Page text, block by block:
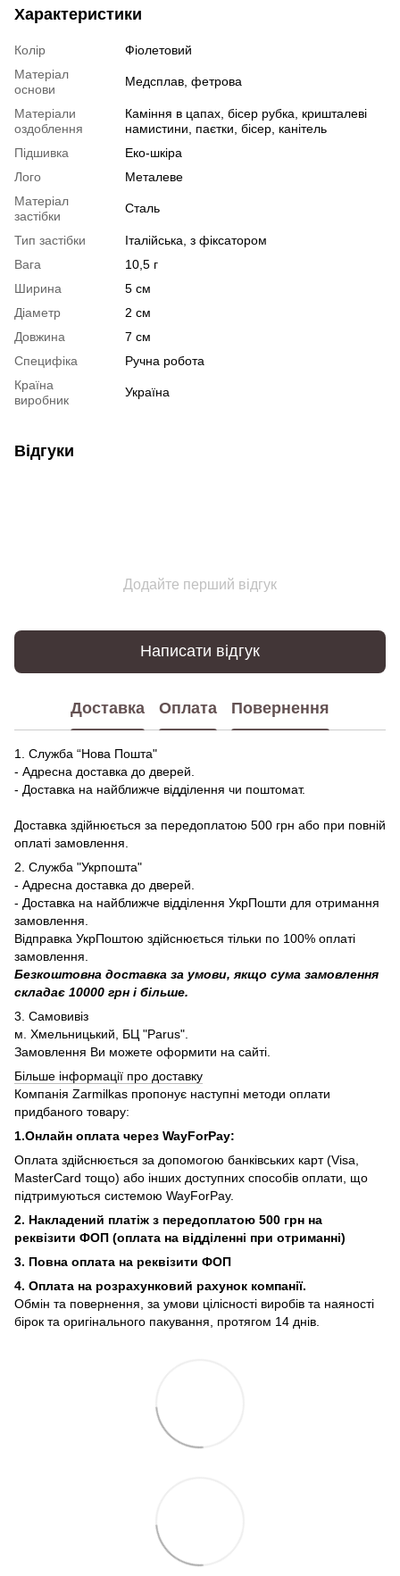
Характеристики
Колір
Фіолетовий
Матеріал
основи
Медсплав, фетрова
Матеріали
оздоблення
Каміння в цапах, бісер рубка, кришталеві
намистини, паєтки, бісер, канітель
Підшивка
Еко-шкіра
Лого
Металеве
Матеріал
застібки
Сталь
Тип застібки
Італійська, з фіксатором
Вага
10,5 г
Ширина
5 см
Діаметр
2 см
Довжина
7 см
Специфіка
Ручна робота
Країна
виробник
Україна
Відгуки
Додайте перший відгук
Написати відгук
Доставка Оплата Повернення
1. Служба “Нова Пошта"
- Адресна доставка до дверей.
- Доставка на найближче відділення чи поштомат.
Доставка здійнюється за передоплатою 500 грн або при повній
оплаті замовлення.
2. Служба "Укрпошта"
- Адресна доставка до дверей.
- Доставка на найближче відділення УкрПошти для отримання
замовлення.
Відправка УкрПоштою здійснюється тільки по 100% оплаті
замовлення.
Безкоштовна доставка за умови, якщо сума замовлення
складає 10000 грн і більше.
3. Самовивіз
м. Хмельницький, БЦ "Parus".
Замовлення Ви можете оформити на сайті.
Більше інформації про доставку
Компанія Zarmilkas пропонує наступні методи оплати
придбаного товару:
1.Онлайн оплата через WayForPay:
Оплата здійснюється за допомогою банківських карт (Visa,
MasterCard тощо) або інших доступних способів оплати, що
підтримуються системою WayForPay.
2. Накладений платіж з передоплатою 500 грн на
реквізити ФОП (оплата на відділенні при отриманні)
3. Повна оплата на реквізити ФОП
4. Оплата на розрахунковий рахунок компанії.
Обмін та повернення, за умови цілісності виробів та наяності
бірок та оригінального пакування, протягом 14 днів.